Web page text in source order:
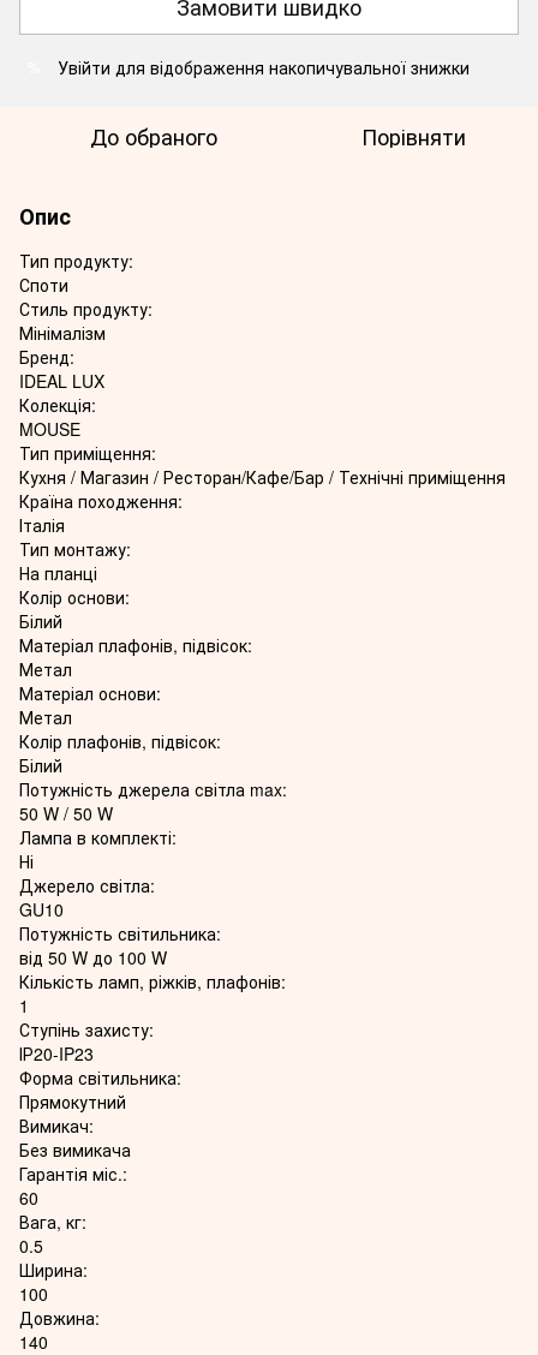
Увійти для відображення накопичувальної знижки
До обраного Порівняти
Опис
Тип продукту:
Споти
Стиль продукту:
Мінімалізм
Бренд:
IDEAL LUX
Колекція:
MOUSE
Тип приміщення:
Кухня / Магазин / Ресторан/Кафе/Бар / Технічні приміщення
Країна походження:
Італія
Тип монтажу:
На планці
Колір основи:
Білий
Матеріал плафонів, підвісок:
Метал
Матеріал основи:
Метал
Колір плафонів, підвісок:
Білий
Потужність джерела світла max:
50 W / 50 W
Лампа в комплекті:
Ні
Джерело світла:
GU10
Потужність світильника:
від 50 W до 100 W
Кількість ламп, ріжків, плафонів:
1
Ступінь захисту:
ІР20-IP23
Форма світильника:
Прямокутний
Вимикач:
Без вимикача
Гарантія міс.:
60
Вага, кг:
0.5
Ширина:
100
Довжина:
140